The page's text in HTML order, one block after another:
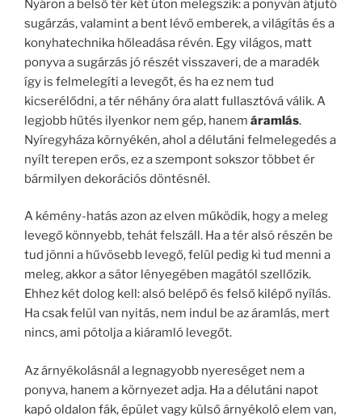
Nyáron a belső tér két úton melegszik: a ponyván átjutó
sugárzás, valamint a bent lévő emberek, a világítás és a
konyhatechnika hőleadása révén. Egy világos, matt
ponyva a sugárzás jó részét visszaveri, de a maradék
így is felmelegíti a levegőt, és ha ez nem tud
kicserélődni, a tér néhány óra alatt fullasztóvá válik. A
legjobb hűtés ilyenkor nem gép, hanem áramlás.
Nyíregyháza környékén, ahol a délutáni felmelegedés a
nyílt terepen erős, ez a szempont sokszor többet ér
bármilyen dekorációs döntésnél.
A kémény-hatás azon az elven működik, hogy a meleg
levegő könnyebb, tehát felszáll. Ha a tér alsó részén be
tud jönni a hűvösebb levegő, felül pedig ki tud menni a
meleg, akkor a sátor lényegében magától szellőzik.
Ehhez két dolog kell: alsó belépő és felső kilépő nyílás.
Ha csak felül van nyitás, nem indul be az áramlás, mert
nincs, ami pótolja a kiáramló levegőt.
Az árnyékolásnál a legnagyobb nyereséget nem a
ponyva, hanem a környezet adja. Ha a délutáni napot
kapó oldalon fák, épület vagy külső árnyékoló elem van,